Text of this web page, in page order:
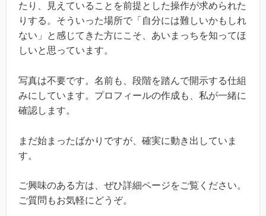
たり、見えていることを前提とした操作が求められた
りする。そういった場所で「自分には難しいかもしれ
ない」と感じてきた方にこそ、あいまっちを知ってほ
しいと思っています。
写真は不要です。名前も、段階を踏んで開示する仕組
みにしています。プロフィールの作成も、私が一緒に
確認します。
まだ始まったばかりですが、確実に動き出していま
す。
ご興味のある方は、ぜひ詳細ページをご覧ください。
ご質問もお気軽にどうぞ。